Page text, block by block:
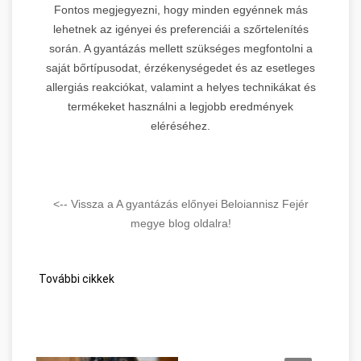
Fontos megjegyezni, hogy minden egyénnek más
lehetnek az igényei és preferenciái a szőrtelenítés
során. A gyantázás mellett szükséges megfontolni a
saját bőrtípusodat, érzékenységedet és az esetleges
allergiás reakciókat, valamint a helyes technikákat és
termékeket használni a legjobb eredmények
eléréséhez.
<-- Vissza a A gyantázás előnyei Beloiannisz Fejér
megye blog oldalra!
További cikkek